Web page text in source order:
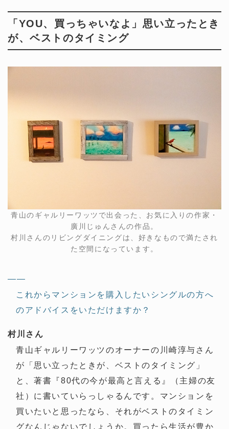
「YOU、買っちゃいなよ」思い立ったとき
が、ベストのタイミング
青山のギャルリーワッツで出会った、お気に入りの作家・
廣川じゅんさんの作品。
村川さんのリビングダイニングは、好きなもので満たされ
た空間になっています。
——
これからマンションを購入したいシングルの方へ
のアドバイスをいただけますか？
村川さん
青山ギャルリーワッツのオーナーの川崎淳与さん
が「思い立ったときが、ベストのタイミング」
と、著書『80代の今が最高と言える』（主婦の友
社）に書いていらっしゃるんです。マンションを
買いたいと思ったなら、それがベストのタイミン
グなんじゃないでしょうか。買ったら生活が豊か